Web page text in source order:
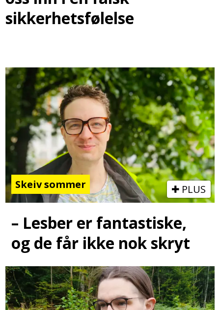
sikkerhetsfølelse
Skeiv sommer PLUS
– Lesber er fantastiske,
og de får ikke nok skryt